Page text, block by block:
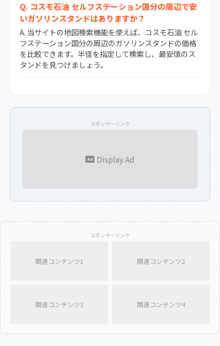
Q. コスモ石油 セルフステーション国分の周辺で安
いガソリンスタンドはありますか？
A. 当サイトの地図検索機能を使えば、コスモ石油 セル
フステーション国分の周辺のガソリンスタンドの価格
を比較できます。半径を指定して検索し、最安値のス
タンドを見つけましょう。
スポンサーリンク
Display Ad
スポンサーリンク
関連コンテンツ1 関連コンテンツ2
関連コンテンツ3 関連コンテンツ4